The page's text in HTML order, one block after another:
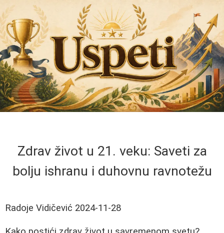
Zdrav život u 21. veku: Saveti za
bolju ishranu i duhovnu ravnotežu
Radoje Vidičević 2024-11-28